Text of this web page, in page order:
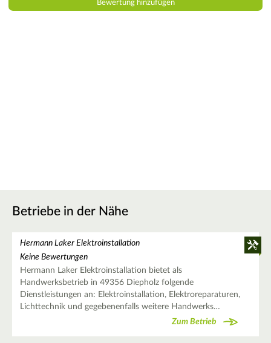
Betriebe in der Nähe
Hermann Laker Elektroinstallation
Keine Bewertungen
Hermann Laker Elektroinstallation bietet als
Handwerksbetrieb in 49356 Diepholz folgende
Dienstleistungen an: Elektroinstallation, Elektroreparaturen,
Lichttechnik und gegebenenfalls weitere Handwerks…
Zum Betrieb